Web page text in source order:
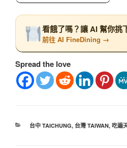
看餓了嗎？讓 AI 幫你挑
前往 AI FineDining →
Spread the love
台中 TAICHUNG, 台灣 TAIWAN, 吃遍